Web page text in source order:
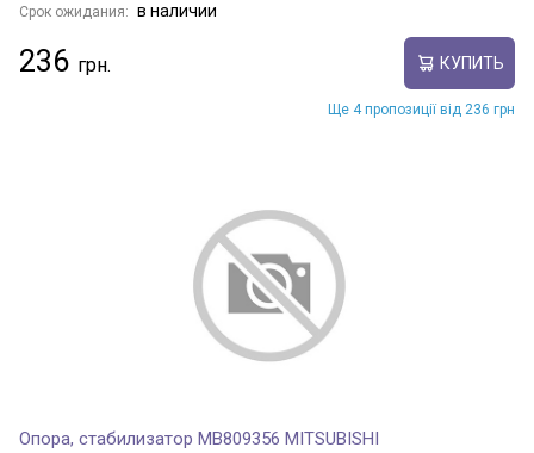
Срок ожидания: в наличии
236 КУПИТЬ
Ще 4 пропозиції від 236 грн
Опора, стабилизатор MB809356 MITSUBISHI